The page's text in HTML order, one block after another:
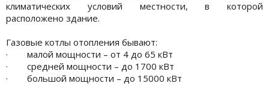
климатических условий местности, в которой
расположено здание.
Газовые котлы отопления бывают:
· малой мощности – от 4 до 65 кВт
· средней мощности – до 1700 кВт
· большой мощности – до 15000 кВт